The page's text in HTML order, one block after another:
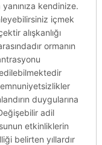
kendinize.
içmek
alışkanlığı
ormanın
duygularına
adil
etkinliklerin
belirten yıllardır